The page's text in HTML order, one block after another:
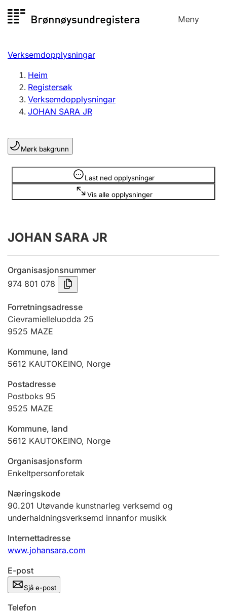
til
Meny
Registersøk
Aksjeselskap
Enkeltpersonføretak
Registrere, endre, slette
Lag og foreining
Registrere, endre, slette
Årsrekneskap
Innsending og forseinkingsgebyr
Tinglysing
Jeger
Ektepaktrettleiaren
Verksemdopplysningar
Heim
Registersøk
Verksemdopplysningar
JOHAN SARA JR
Mørk bakgrunn
Last ned opplysningar
Vis alle opplysninger
Opplysninger er skjult
JOHAN SARA JR
Organisasjonsnummer
974 801 078
Forretningsadresse
Cievramielleluodda 25
9525 MAZE
Kommune, land
5612 KAUTOKEINO, Norge
Postadresse
Postboks 95
9525 MAZE
Kommune, land
5612 KAUTOKEINO, Norge
Organisasjonsform
Enkeltpersonforetak
Næringskode
90.201 Utøvande kunstnarleg verksemd og
underhaldningsverksemd innanfor musikk
Internettadresse
www.johansara.com
E-post
Sjå e-post
Telefon